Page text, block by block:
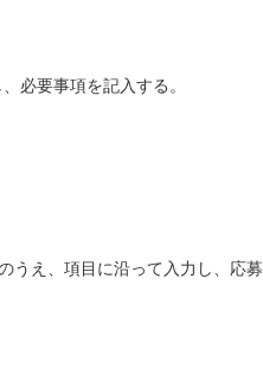
必要事項を記入する。
え、項目に沿って入力し、応